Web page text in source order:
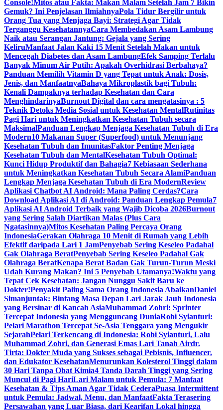
Console!Mitos atau Fakta: Makan Malam Setelah Jam 7 Bikin
Gemuk? Ini Penjelasan IlmiahnyaPola Tidur Bergilir untuk
Orang Tua yang Menjaga Bayi: Strategi Agar Tidak
Terganggu KesehatannyaCara Membedakan Asam Lambung
Naik atau Serangan Jantung: Gejala yang Sering
KeliruManfaat Jalan Kaki 15 Menit Setelah Makan untuk
Mencegah Diabetes dan Asam LambungEfek Samping Terlalu
Banyak Minum Air Putih: Apakah Overhidrasi Berbahaya?
Panduan Memilih Vitamin D yang Tepat untuk Anak: Dosis,
Jenis, dan ManfaatnyaBahaya Mikroplastik bagi Tubuh:
Kenali Dampaknya terhadap Kesehatan dan Cara
MenghindarinyaBurnout Digital dan cara mengatasinya : 5
Teknik Detoks Media Sosial untuk Kesehatan MentalRutinitas
Pagi Hari untuk Meningkatkan Kesehatan Tubuh secara
MaksimalPanduan Lengkap Menjaga Kesehatan Tubuh di Era
Modern10 Makanan Super (Superfood) untuk Menunjang
Kesehatan Tubuh dan ImunitasFaktor Penting Menjaga
Kesehatan Tubuh dan MentalKesehatan Tubuh Optimal:
Kunci Hidup Produktif dan Bahagia7 Kebiasaan Sederhana
untuk Meningkatkan Kesehatan Tubuh Secara AlamiPanduan
Lengkap Menjaga Kesehatan Tubuh di Era ModernReview
Aplikasi Chatbot AI Android: Mana Paling Cerdas?Cara
Download Aplikasi AI di Android: Panduan Lengkap Pemula7
Aplikasi AI Android Terbaik yang Wajib Dicoba 2026Burnout
yang Sering Salah Diartikan Malas (Plus Cara
Ngatasinnya)Mitos Kesehatan Paling Percaya Orang
IndonesiaGerakan Olahraga 10 Menit di Rumah yang Lebih
Efektif daripada Lari 1 JamPenyebab Sering Keseleo Padahal
Gak Olahraga BeratPenyebab Sering Keseleo Padahal Gak
Olahraga BeratKenapa Berat Badan Gak Turun-Turun Meski
Udah Kurang Makan? Ini 5 Penyebab Utamanya!Waktu yang
Tepat Cek Kesehatan: Jangan Nunggu Sakit Baru ke
Dokter!Penyakit Paling Sama Orang Indonesia AbaikanDaniel
Simanjuntak: Bintang Masa Depan Lari Jarak Jauh Indonesia
yang Bersinar di Kancah AsiaMuhammad Zohri: Sprinter
Tercepat Indonesia yang Mengguncang DuniaRobi Syianturi:
Pelari Marathon Tercepat Se-Asia Tenggara yang Mengukir
SejarahPelari Terkencang di Indonesia: Robi Syianturi, Lalu
Muhammad Zohri, dan Generasi Emas Lari Tanah Airdr.
Tirta: Dokter Muda yang Sukses sebagai Pebisnis, Influencer,
dan Edukator KesehatanMenurunkan Kolesterol Tinggi dalam
30 Hari Tanpa Obat Kimia4 Tanda Darah Tinggi yang Sering
Muncul di Pagi HariLari Malam untuk Pemula: 7 Manfaat
Kesehatan & Tips Aman Agar Tidak CederaPuasa Intermittent
untuk Pemula: Jadwal, Menu, dan ManfaatFakta Terasering
Persawahan yang Luar Biasa, dari Kearifan Lokal hingga